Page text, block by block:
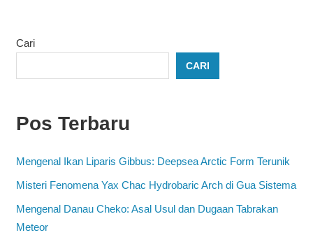
Cari
CARI
Pos Terbaru
Mengenal Ikan Liparis Gibbus: Deepsea Arctic Form Terunik
Misteri Fenomena Yax Chac Hydrobaric Arch di Gua Sistema
Mengenal Danau Cheko: Asal Usul dan Dugaan Tabrakan
Meteor